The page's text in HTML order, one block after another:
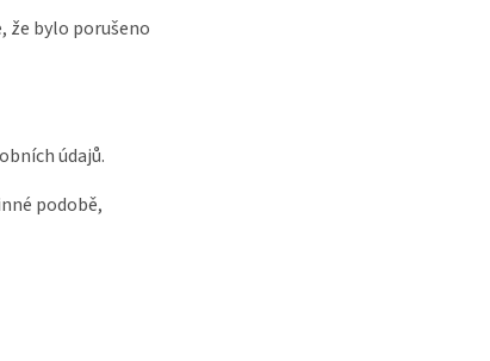
že bylo porušeno
údajů.
podobě,